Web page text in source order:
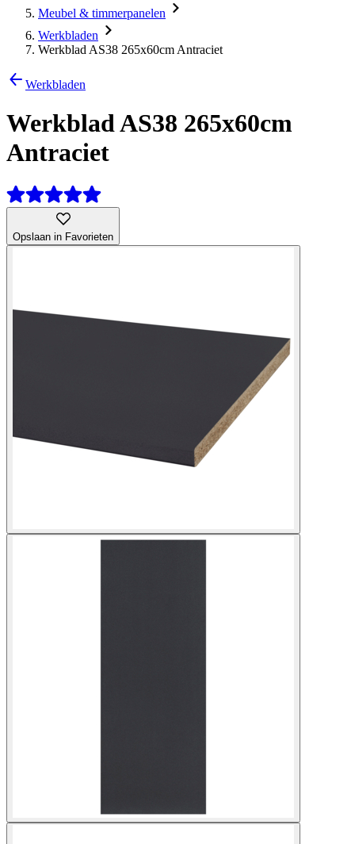
Meubel & timmerpanelen
Werkbladen
Werkblad AS38 265x60cm Antraciet
Werkbladen
Werkblad AS38 265x60cm
Antraciet
Opslaan in Favorieten